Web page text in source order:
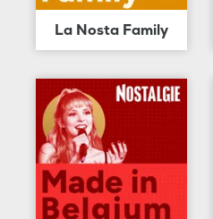
La Nosta Family